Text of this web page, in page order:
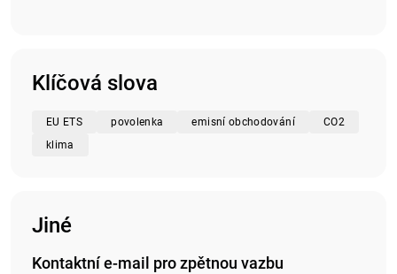
Klíčová slova
EU ETS povolenka emisní obchodování
CO2
klima
Jiné
Kontaktní e-mail pro zpětnou vazbu